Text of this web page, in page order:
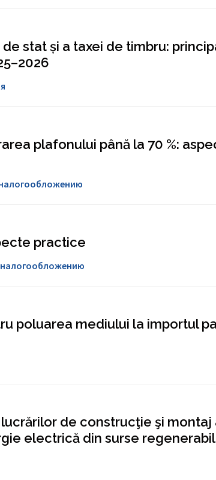
stat și a taxei de timbru:
plafonului până la 70 %:
practice
налогообложению
poluarea mediului la importul
lucrărilor de construcţie şi
electrică din surse